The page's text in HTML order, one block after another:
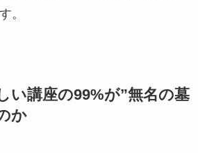
。
い講座の99%が”無名の墓
か